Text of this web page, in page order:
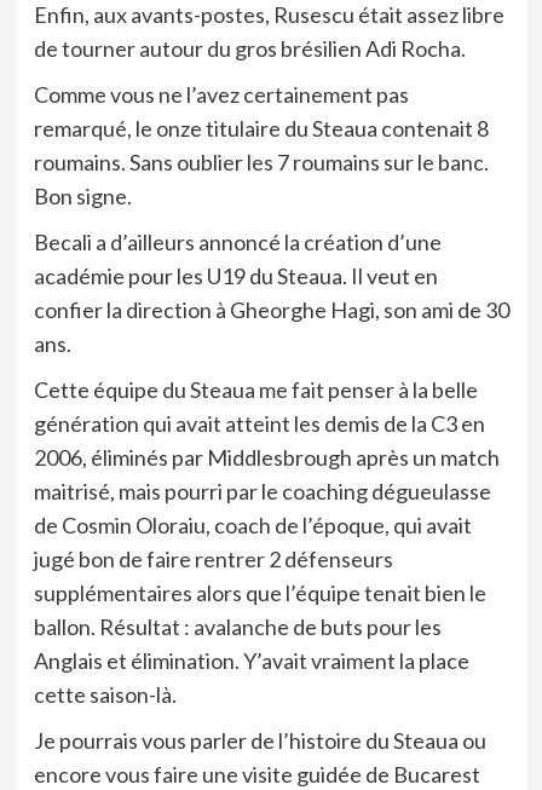
Enfin, aux avants-postes, Rusescu était assez libre
de tourner autour du gros brésilien Adi Rocha.
Comme vous ne l’avez certainement pas
remarqué, le onze titulaire du Steaua contenait 8
roumains. Sans oublier les 7 roumains sur le banc.
Bon signe.
Becali a d’ailleurs annoncé la création d’une
académie pour les U19 du Steaua. Il veut en
confier la direction à Gheorghe Hagi, son ami de 30
ans.
Cette équipe du Steaua me fait penser à la belle
génération qui avait atteint les demis de la C3 en
2006, éliminés par Middlesbrough après un match
maitrisé, mais pourri par le coaching dégueulasse
de Cosmin Oloraiu, coach de l’époque, qui avait
jugé bon de faire rentrer 2 défenseurs
supplémentaires alors que l’équipe tenait bien le
ballon. Résultat : avalanche de buts pour les
Anglais et élimination. Y’avait vraiment la place
cette saison-là.
Je pourrais vous parler de l’histoire du Steaua ou
encore vous faire une visite guidée de Bucarest